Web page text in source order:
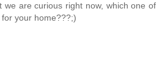
we are curious right now, which one of
your home???;)